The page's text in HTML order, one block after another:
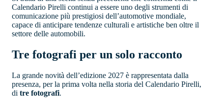
Calendario Pirelli continui a essere uno degli strumenti di
comunicazione più prestigiosi dell’automotive mondiale,
capace di anticipare tendenze culturali e artistiche ben oltre il
settore delle automobili.
Tre fotografi per un solo racconto
La grande novità dell’edizione 2027 è rappresentata dalla
presenza, per la prima volta nella storia del Calendario Pirelli,
di tre fotografi.